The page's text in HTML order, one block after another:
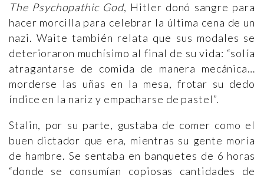
The Psychopathic God, Hitler donó sangre para
hacer morcilla para celebrar la última cena de un
nazi. Waite también relata que sus modales se
deterioraron muchísimo al final de su vida: “solía
atragantarse de comida de manera mecánica…
morderse las uñas en la mesa, frotar su dedo
índice en la nariz y empacharse de pastel”.
Stalin, por su parte, gustaba de comer como el
buen dictador que era, mientras su gente moría
de hambre. Se sentaba en banquetes de 6 horas
“donde se consumían copiosas cantidades de